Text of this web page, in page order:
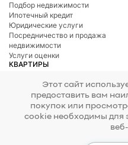
Подбор недвижимости
Ипотечный кредит
Юридические услуги
Посредничество и продажа
недвижимости
Услуги оценки
КВАРТИРЫ
Район Ботаникa
район Буюканы
район Центр
район Чеканы
© 2026 Copyright Mirax Imobiliare
Этот сайт
предоставить вам
покупок или
cookie необходимы для